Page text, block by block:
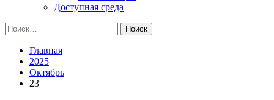
Доступная среда
Найти:
Главная
2025
Октябрь
23